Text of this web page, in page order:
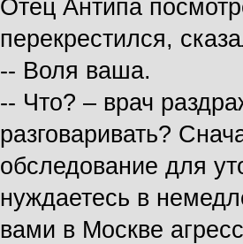
Отец Антипа
перекрестился,
-- Воля ваша.
-- Что? – врач
разговаривать?
обследование для
нуждаетесь в
вами в Москве